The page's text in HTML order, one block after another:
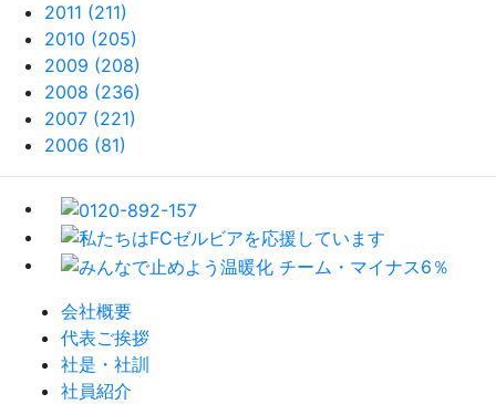
2011 (211)
2010 (205)
2009 (208)
2008 (236)
2007 (221)
2006 (81)
会社概要
代表ご挨拶
社是・社訓
社員紹介